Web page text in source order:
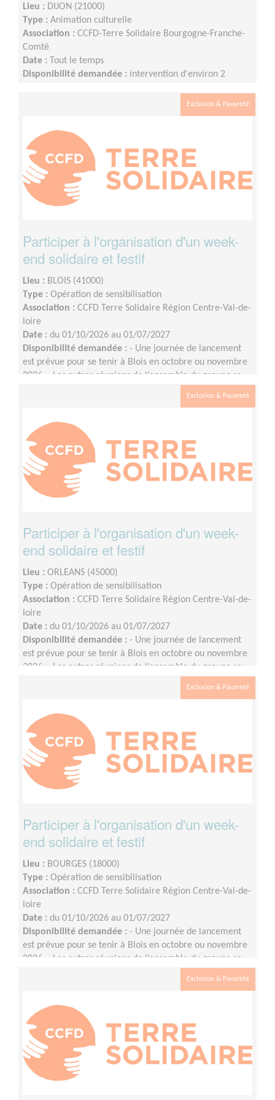
Lieu : DIJON (21000)
Type : Animation culturelle
Association : CCFD-Terre Solidaire Bourgogne-Franche-
Comté
Date : Tout le temps
Disponibilité demandée : intervention d'environ 2
Exclusion & Pauvreté
Participer à l'organisation d'un week-
end solidaire et festif
Lieu : BLOIS (41000)
Type : Opération de sensibilisation
Association : CCFD Terre Solidaire Région Centre-Val-de-
loire
Date : du 01/10/2026 au 01/07/2027
Disponibilité demandée : - Une journée de lancement
est prévue pour se tenir à Blois en octobre ou novembre
2026 ;- Les autres réunions de l’ensemble du groupe se
réuniront entre les réunions de l’ensemble du groupe
selon les besoins et les disponibilités.
Exclusion & Pauvreté
Participer à l'organisation d'un week-
end solidaire et festif
Lieu : ORLEANS (45000)
Type : Opération de sensibilisation
Association : CCFD Terre Solidaire Région Centre-Val-de-
loire
Date : du 01/10/2026 au 01/07/2027
Disponibilité demandée : - Une journée de lancement
est prévue pour se tenir à Blois en octobre ou novembre
2026 ;- Les autres réunions de l’ensemble du groupe se
réuniront entre les réunions de l’ensemble du groupe
selon les besoins et les disponibilités.
Exclusion & Pauvreté
Participer à l'organisation d'un week-
end solidaire et festif
Lieu : BOURGES (18000)
Type : Opération de sensibilisation
Association : CCFD Terre Solidaire Région Centre-Val-de-
loire
Date : du 01/10/2026 au 01/07/2027
Disponibilité demandée : - Une journée de lancement
est prévue pour se tenir à Blois en octobre ou novembre
2026 ;- Les autres réunions de l’ensemble du groupe se
réuniront entre les réunions de l’ensemble du groupe
selon les besoins et les disponibilités.
Exclusion & Pauvreté